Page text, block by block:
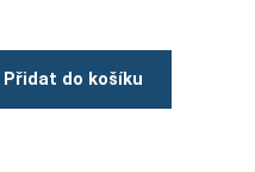
Přidat do košíku